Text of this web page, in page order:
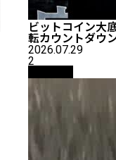
ビットコイン大
転カウントダウ
2026.07.29
2